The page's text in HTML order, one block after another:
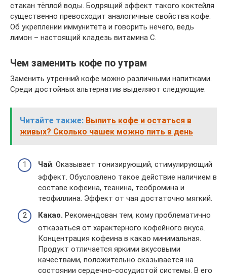
стакан тёплой воды. Бодрящий эффект такого коктейля
существенно превосходит аналогичные свойства кофе.
Об укреплении иммунитета и говорить нечего, ведь
лимон – настоящий кладезь витамина С.
Чем заменить кофе по утрам
Заменить утренний кофе можно различными напитками.
Среди достойных альтернатив выделяют следующие:
Читайте также: Выпить кофе и остаться в
живых? Сколько чашек можно пить в день
Чай . Оказывает тонизирующий, стимулирующий
эффект. Обусловлено такое действие наличием в
составе кофеина, теанина, теобромина и
теофиллина. Эффект от чая достаточно мягкий.
Какао. Рекомендован тем, кому проблематично
отказаться от характерного кофейного вкуса.
Концентрация кофеина в какао минимальная.
Продукт отличается яркими вкусовыми
качествами, положительно сказывается на
состоянии сердечно-сосудистой системы. В его